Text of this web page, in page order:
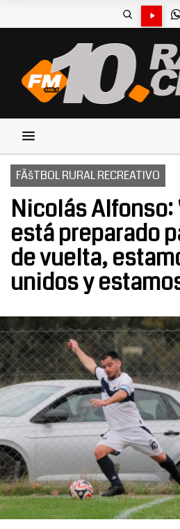
FÃšTBOL RURAL RECREATIVO
Nicolás Alfonso:
está preparado
de vuelta,
unidos y